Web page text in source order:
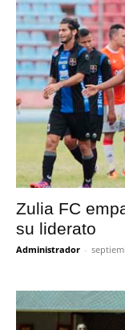
Zulia FC
su liderato
Administrador -